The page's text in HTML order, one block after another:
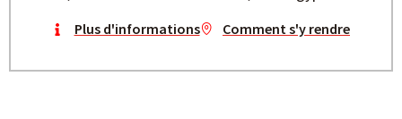
Plus d'informations Comment s'y rendre